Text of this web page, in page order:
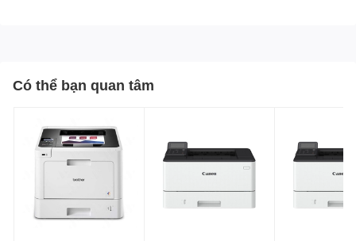
Có thể bạn quan tâm